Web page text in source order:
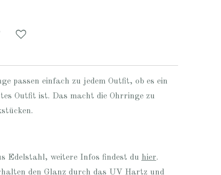
passen einfach zu jedem Outfit, ob es ein
Outfit ist. Das macht die Ohrringe zu
Edelstahl, weitere Infos findest du hier.
den Glanz durch das UV Hartz und